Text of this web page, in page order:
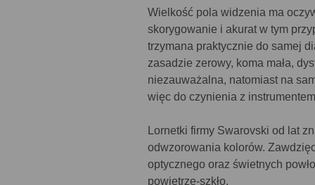
Wielkość pola widzenia ma
skorygowanie i akurat w tym
trzymana praktycznie do samej
zasadzie zerowy, koma mała,
niezauważalna, natomiast na
więc do czynienia z
Lornetki firmy Swarovski od lat
odwzorowania kolorów.
optycznego oraz świetnych
powietrze-szkło.